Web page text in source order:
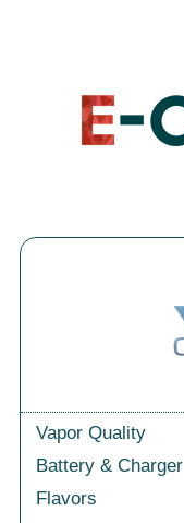
Vapor Quality
Battery & Charger
Flavors